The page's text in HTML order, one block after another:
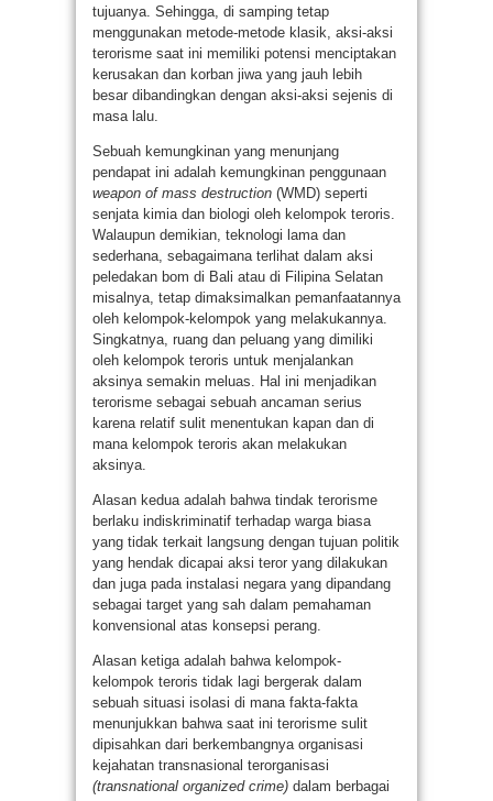
tujuanya. Sehingga, di samping tetap
menggunakan metode-metode klasik, aksi-aksi
terorisme saat ini memiliki potensi menciptakan
kerusakan dan korban jiwa yang jauh lebih
besar dibandingkan dengan aksi-aksi sejenis di
masa lalu.
Sebuah kemungkinan yang menunjang
pendapat ini adalah kemungkinan penggunaan
weapon of mass destruction (WMD) seperti
senjata kimia dan biologi oleh kelompok teroris.
Walaupun demikian, teknologi lama dan
sederhana, sebagaimana terlihat dalam aksi
peledakan bom di Bali atau di Filipina Selatan
misalnya, tetap dimaksimalkan pemanfaatannya
oleh kelompok-kelompok yang melakukannya.
Singkatnya, ruang dan peluang yang dimiliki
oleh kelompok teroris untuk menjalankan
aksinya semakin meluas. Hal ini menjadikan
terorisme sebagai sebuah ancaman serius
karena relatif sulit menentukan kapan dan di
mana kelompok teroris akan melakukan
aksinya.
Alasan kedua adalah bahwa tindak terorisme
berlaku indiskriminatif terhadap warga biasa
yang tidak terkait langsung dengan tujuan politik
yang hendak dicapai aksi teror yang dilakukan
dan juga pada instalasi negara yang dipandang
sebagai target yang sah dalam pemahaman
konvensional atas konsepsi perang.
Alasan ketiga adalah bahwa kelompok-
kelompok teroris tidak lagi bergerak dalam
sebuah situasi isolasi di mana fakta-fakta
menunjukkan bahwa saat ini terorisme sulit
dipisahkan dari berkembangnya organisasi
kejahatan transnasional terorganisasi
(transnational organized crime) dalam berbagai